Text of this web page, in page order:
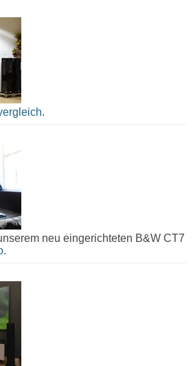
.
neu eingerichteten B&W CT7